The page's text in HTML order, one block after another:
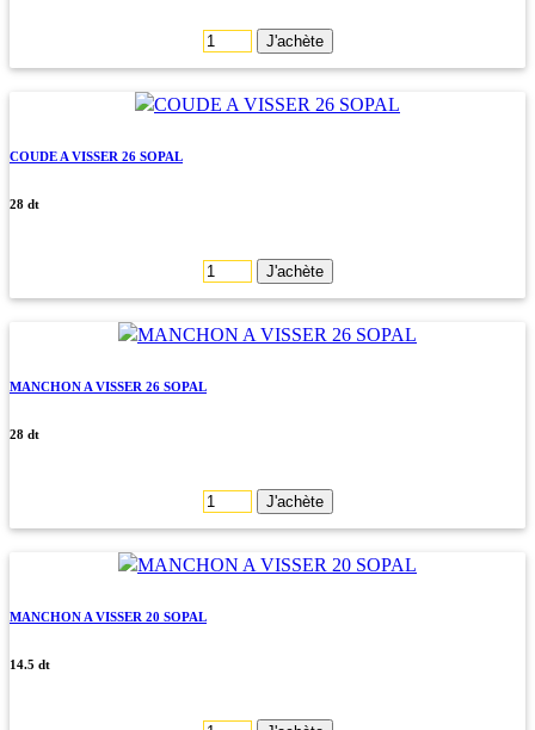
J'achète
COUDE A VISSER 26 SOPAL
28 dt
J'achète
MANCHON A VISSER 26 SOPAL
28 dt
J'achète
MANCHON A VISSER 20 SOPAL
14.5 dt